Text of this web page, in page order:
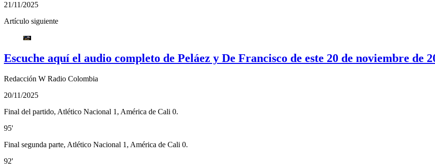
21/11/2025
Artículo siguiente
Escuche aquí el audio completo de Peláez y De Francisco de este 20 de noviembre de
Redacción W Radio Colombia
20/11/2025
Final del partido, Atlético Nacional 1, América de Cali 0.
95'
Final segunda parte, Atlético Nacional 1, América de Cali 0.
92'